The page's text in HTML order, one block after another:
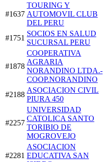
#1637
TOURING Y
AUTOMOVIL CLUB
DEL PERU
#1751
SOCIOS EN SALUD
SUCURSAL PERU
#1878
COOPERATIVA
AGRARIA
NORANDINO LTDA.-
COOP.NORANDINO
#2188
ASOCIACION CIVIL
PIURA 450
#2257
UNIVERSIDAD
CATOLICA SANTO
TORIBIO DE
MOGROVEJO
#2281
ASOCIACION
EDUCATIVA SAN